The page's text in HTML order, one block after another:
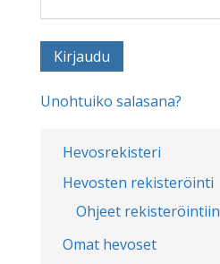
Hevosrekisteri
Hevosten rekisteröinti
Ohjeet rekisteröintiin
Omat hevoset
Unohtuiko salasana?